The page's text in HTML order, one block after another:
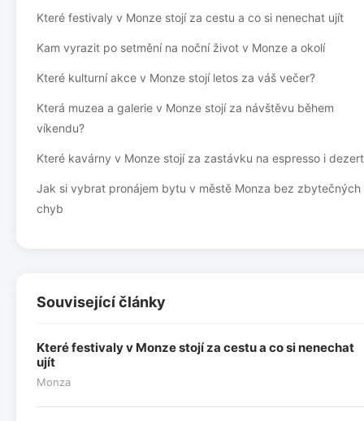
Které festivaly v Monze stojí za cestu a co si nenechat ujít
Kam vyrazit po setmění na noční život v Monze a okolí
Které kulturní akce v Monze stojí letos za váš večer?
Která muzea a galerie v Monze stojí za návštěvu během
víkendu?
Které kavárny v Monze stojí za zastávku na espresso i dezert
Jak si vybrat pronájem bytu v městě Monza bez zbytečných
chyb
Související články
Které festivaly v Monze stojí za cestu a co si nenechat
ujít
Monza